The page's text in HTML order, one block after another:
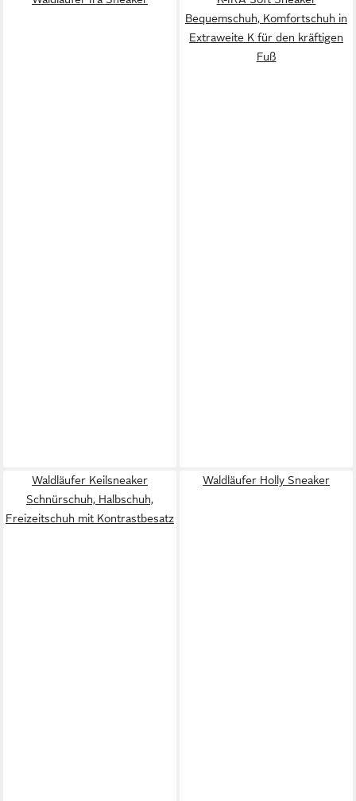
Bequemschuh, Komfortschuh in
Extraweite K für den kräftigen
Fuß
Waldläufer Keilsneaker
Schnürschuh, Halbschuh,
Freizeitschuh mit Kontrastbesatz
Waldläufer Holly Sneaker